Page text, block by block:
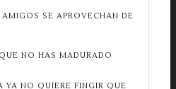
SE APROVECHAN DE
NO HAS MADURADO
YA NO QUIERE FINGIR QUE